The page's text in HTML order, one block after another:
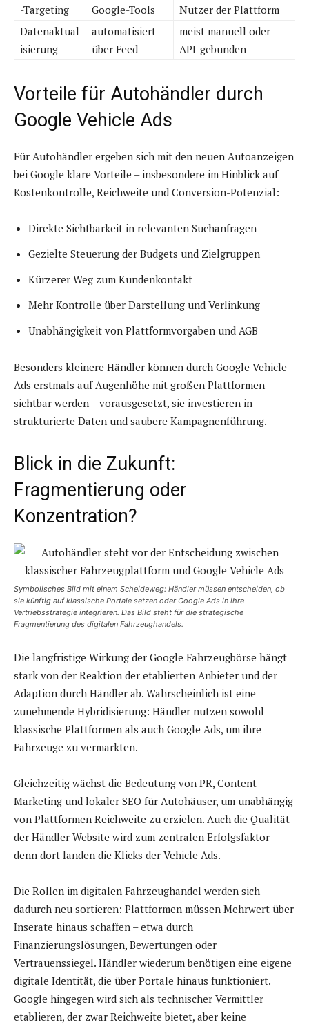
-Targeting
Google-Tools
Nutzer der Plattform
Datenaktual
isierung
automatisiert
über Feed
meist manuell oder
API-gebunden
Vorteile für Autohändler durch
Google Vehicle Ads
Für Autohändler ergeben sich mit den neuen Autoanzeigen
bei Google klare Vorteile – insbesondere im Hinblick auf
Kostenkontrolle, Reichweite und Conversion-Potenzial:
Direkte Sichtbarkeit in relevanten Suchanfragen
Gezielte Steuerung der Budgets und Zielgruppen
Kürzerer Weg zum Kundenkontakt
Mehr Kontrolle über Darstellung und Verlinkung
Unabhängigkeit von Plattformvorgaben und AGB
Besonders kleinere Händler können durch Google Vehicle
Ads erstmals auf Augenhöhe mit großen Plattformen
sichtbar werden – vorausgesetzt, sie investieren in
strukturierte Daten und saubere Kampagnenführung.
Blick in die Zukunft:
Fragmentierung oder
Konzentration?
Symbolisches Bild mit einem Scheideweg: Händler müssen entscheiden, ob
sie künftig auf klassische Portale setzen oder Google Ads in ihre
Vertriebsstrategie integrieren. Das Bild steht für die strategische
Fragmentierung des digitalen Fahrzeughandels.
Die langfristige Wirkung der Google Fahrzeugbörse hängt
stark von der Reaktion der etablierten Anbieter und der
Adaption durch Händler ab. Wahrscheinlich ist eine
zunehmende Hybridisierung: Händler nutzen sowohl
klassische Plattformen als auch Google Ads, um ihre
Fahrzeuge zu vermarkten.
Gleichzeitig wächst die Bedeutung von PR, Content-
Marketing und lokaler SEO für Autohäuser, um unabhängig
von Plattformen Reichweite zu erzielen. Auch die Qualität
der Händler-Website wird zum zentralen Erfolgsfaktor –
denn dort landen die Klicks der Vehicle Ads.
Die Rollen im digitalen Fahrzeughandel werden sich
dadurch neu sortieren: Plattformen müssen Mehrwert über
Inserate hinaus schaffen – etwa durch
Finanzierungslösungen, Bewertungen oder
Vertrauenssiegel. Händler wiederum benötigen eine eigene
digitale Identität, die über Portale hinaus funktioniert.
Google hingegen wird sich als technischer Vermittler
etablieren, der zwar Reichweite bietet, aber keine